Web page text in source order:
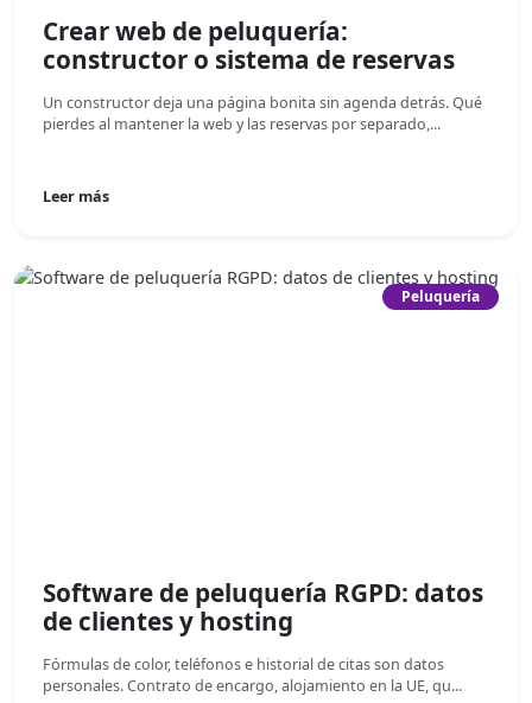
Crear web de peluquería:
constructor o sistema de reservas
Un constructor deja una página bonita sin agenda detrás. Qué
pierdes al mantener la web y las reservas por separado,...
Leer más
Peluquería
Software de peluquería RGPD: datos
de clientes y hosting
Fórmulas de color, teléfonos e historial de citas son datos
personales. Contrato de encargo, alojamiento en la UE, qu...